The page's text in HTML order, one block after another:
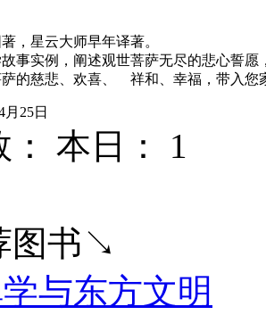
，星云大师早年译著。
事实例，阐述观世菩萨无尽的悲心誓愿
的慈悲、欢喜、 祥和、幸福，带入
25日
本日： 1
图书↘
与东方文明